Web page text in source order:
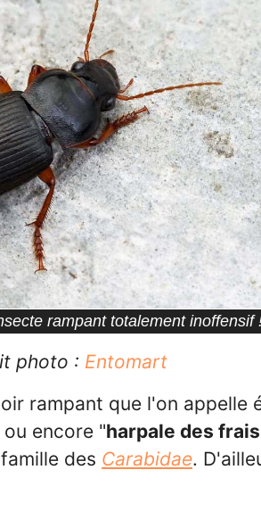
rampant totalement inoffensif
photo : Entomart
rampant que l'on appelle
ou encore "harpale des
des Carabidae.